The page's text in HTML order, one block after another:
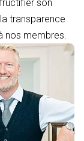
son
transparence
nos membres.